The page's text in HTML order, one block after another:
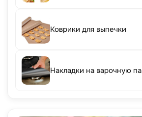
Коврики для выпечки
Накладки на варочную